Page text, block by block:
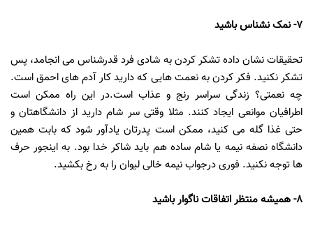
7- نمک نشناس باشید
تحقیقات نشان داده تشکر کردن به شادی فرد قدرشناس می انجامد، پس
تشکر نکنید. فکر کردن به نعمت هایی که دارید کار آدم های احمق است.
چه نعمتی؟ زندگی سراسر رنج و عذاب است.در این راه ممکن است
اطرافیان موانعی ایجاد کنند. مثلا وقتی سر شام دارید از دانشگاهتان و
حتی غذا گله می کنید، ممکن است پدرتان یادآور شود که بابت همین
دانشگاه نصفه نیمه یا شام ساده هم باید شاکر خدا بود. به اینجور حرف
ها توجه نکنید. فوری درجواب نیمه خالی لیوان را به رخ بکشید.
8- همیشه منتظر اتفاقات ناگوار باشید